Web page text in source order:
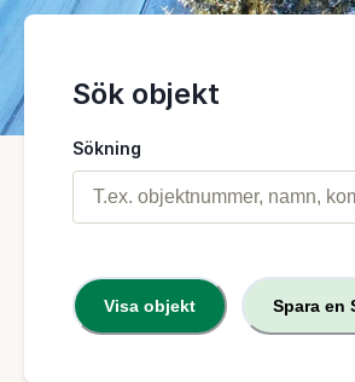
Sök objekt
Sökning
Visa objekt Spara en